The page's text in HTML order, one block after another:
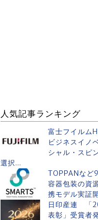
人気記事ランキング
富士フイルム
ビジネスイノ
シャル・スピ
選択...
TOPPANな
容器包装の資
携モデル実証
日印産連 「
表彰」受賞者